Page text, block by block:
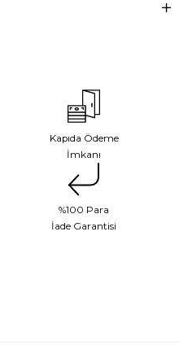
Kapıda Ödeme
İmkanı
%100 Para
İade Garantisi